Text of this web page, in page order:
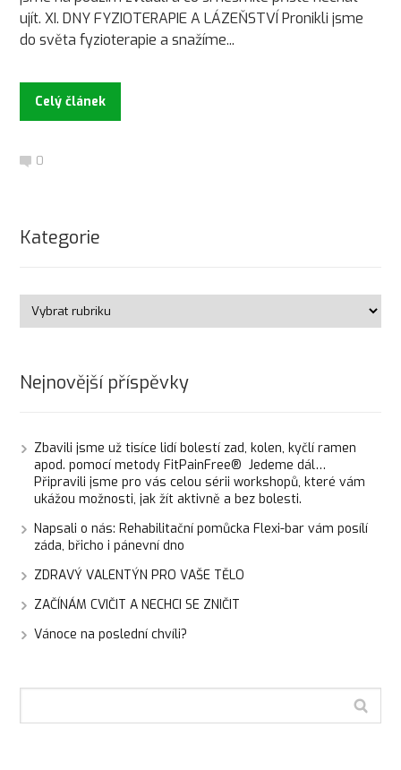
ujít. XI. DNY FYZIOTERAPIE A LÁZEŇSTVÍ Pronikli jsme
do světa fyzioterapie a snažíme...
Celý článek
0
Kategorie
Nejnovější příspěvky
Zbavili jsme už tisíce lidí bolestí zad, kolen, kyčlí ramen
apod. pomocí metody FitPainFree® Jedeme dál…
Připravili jsme pro vás celou sérii workshopů, které vám
ukážou možnosti, jak žít aktivně a bez bolesti.
Napsali o nás: Rehabilitační pomůcka Flexi-bar vám posílí
záda, břicho i pánevní dno
ZDRAVÝ VALENTÝN PRO VAŠE TĚLO
ZAČÍNÁM CVIČIT A NECHCI SE ZNIČIT
Vánoce na poslední chvíli?